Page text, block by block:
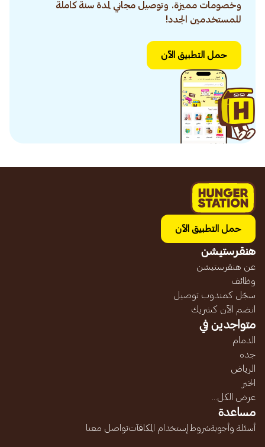
وخصومات مميزة. وتوصيل مجاني لمدة سنة كاملة
للمستخدمين الجدد!
حمل التطبيق الآن
حمل التطبيق الآن
هنقرستيشن
عن هنقرستيشن
وظائف
سجّل كمندوب توصيل
انضم الآن كشريك
متواجدين في
الدمام
جده
الرياض
الخبر
عرض الكل...
مساعدة
أسئلة وأجوبةشروط إستخدام المكافآتتواصل معنا